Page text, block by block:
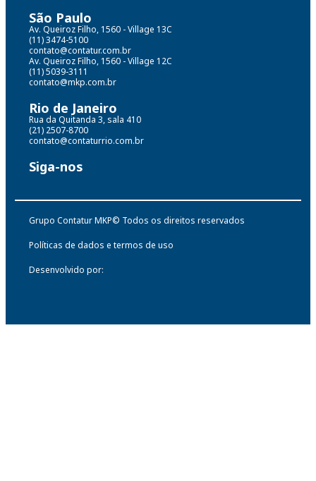
São Paulo
Av. Queiroz Filho, 1560 - Village 13C
(11) 3474-5100
contato@contatur.com.br
Av. Queiroz Filho, 1560 - Village 12C
(11) 5039-3111
contato@mkp.com.br
Rio de Janeiro
Rua da Quitanda 3, sala 410
(21) 2507-8700
contato@contaturrio.com.br
Siga-nos
Grupo Contatur MKP© Todos os direitos reservados
Políticas de dados e termos de uso
Desenvolvido por: